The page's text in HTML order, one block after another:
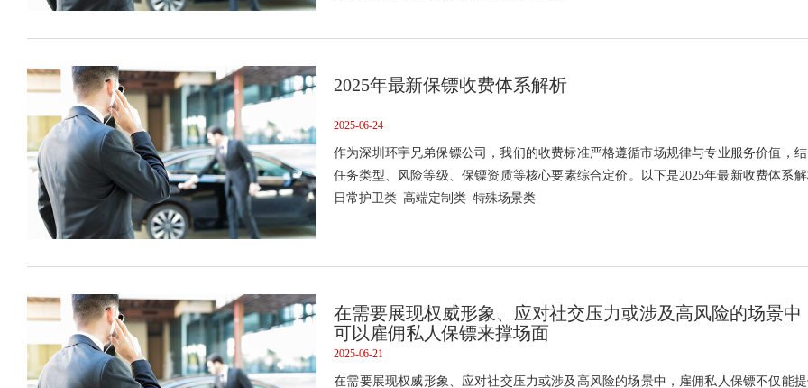
2025年最新保镖收费体系解析
2025-06-24
作为深圳环宇兄弟保镖公司，我们的收费标准严格遵循市场规律与专业服务价值，
任务类型、风险等级、保镖资质等核心要素综合定价。以下是2025年最新收费体系
日常护卫类 高端定制类 特殊场景类
在需要展现权威形象、应对社交压力或涉及高风险的场景中
可以雇佣私人保镖来撑场面
2025-06-21
在需要展现权威形象、应对社交压力或涉及高风险的场景中，雇佣私人保镖不仅能